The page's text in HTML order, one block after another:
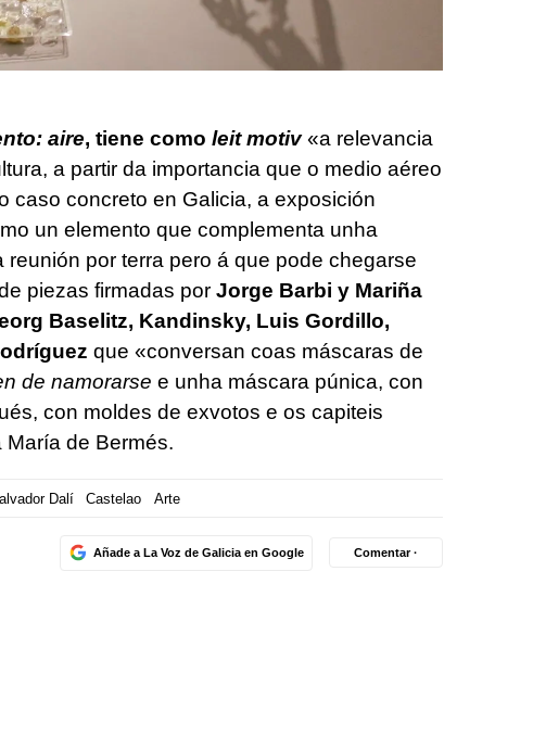
aire, tiene como leit motiv «a relevancia
a partir da importancia que o medio aéreo
caso concreto en Galicia, a exposición
un elemento que complementa unha
por terra pero á que pode chegarse
piezas firmadas por Jorge Barbi y Mariña
Baselitz, Kandinsky, Luis Gordillo,
que «conversan coas máscaras de
de namorarse e unha máscara púnica, con
con moldes de exvotos e os capiteis
de Bermés.
Dalí Castelao Arte
Añade a La Voz de Galicia en Google Comentar ·